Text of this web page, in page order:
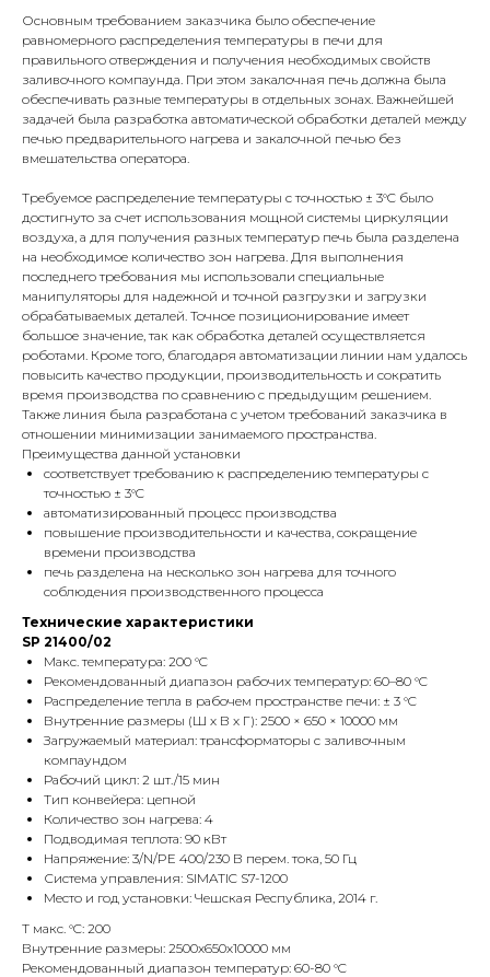
Основным требованием заказчика было обеспечение
равномерного распределения температуры в печи для
правильного отверждения и получения необходимых свойств
заливочного компаунда. При этом закалочная печь должна была
обеспечивать разные температуры в отдельных зонах. Важнейшей
задачей была разработка автоматической обработки деталей между
печью предварительного нагрева и закалочной печью без
вмешательства оператора.
Требуемое распределение температуры с точностью ± 3°C было
достигнуто за счет использования мощной системы циркуляции
воздуха, а для получения разных температур печь была разделена
на необходимое количество зон нагрева. Для выполнения
последнего требования мы использовали специальные
манипуляторы для надежной и точной разгрузки и загрузки
обрабатываемых деталей. Точное позиционирование имеет
большое значение, так как обработка деталей осуществляется
роботами. Кроме того, благодаря автоматизации линии нам удалось
повысить качество продукции, производительность и сократить
время производства по сравнению с предыдущим решением.
Также линия была разработана с учетом требований заказчика в
отношении минимизации занимаемого пространства.
Преимущества данной установки
соответствует требованию к распределению температуры с
точностью ± 3°C
автоматизированный процесс производства
повышение производительности и качества, сокращение
времени производства
печь разделена на несколько зон нагрева для точного
соблюдения производственного процесса
Технические характеристики
SP 21400/02
Макс. температура: 200 °C
Рекомендованный диапазон рабочих температур: 60–80 °C
Распределение тепла в рабочем пространстве печи: ± 3 °C
Внутренние размеры (Ш х В х Г): 2500 × 650 × 10000 мм
Загружаемый материал: трансформаторы с заливочным
компаундом
Рабочий цикл: 2 шт./15 мин
Тип конвейера: цепной
Количество зон нагрева: 4
Подводимая теплота: 90 кВт
Напряжение: 3/N/PE 400/230 В перем. тока, 50 Гц
Система управления: SIMATIC S7-1200
Место и год установки: Чешская Республика, 2014 г.
T макс. °C: 200
Внутренние размеры: 2500х650х10000 мм
Рекомендованный диапазон температур: 60-80 °C